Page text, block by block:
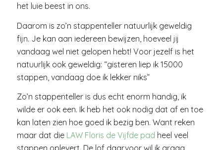
het luie beest in ons.
Daarom is zo’n stappenteller natuurlijk geweldig
fijn. Je kan aan iedereen bewijzen, hoeveel jij
vandaag wel niet gelopen hebt! Voor jezelf is het
natuurlijk ook geweldig: “gisteren liep ik 15000
stappen, vandaag doe ik lekker niks”
Zo’n stappenteller is dus echt enorm handig, ik
wilde er ook een. Ik heb het ook nodig dat af en toe
kan laten zien hoe goed ik bezig ben. Want reken
maar dat die LAW Floris de Vijfde pad heel veel